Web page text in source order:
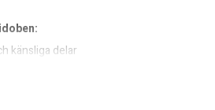
känsliga delar